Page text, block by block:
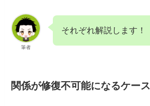
筆者
それぞれ解説します！
関係が修復不可能になるケース